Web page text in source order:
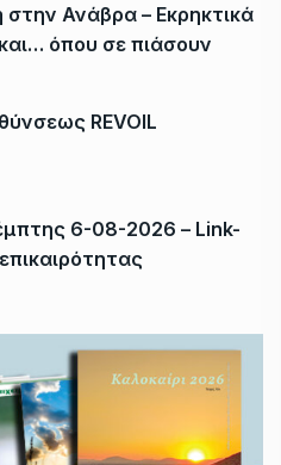
Ανάβρα – Εκρηκτικά
όπου σε πιάσουν
REVOIL
6-08-2026 – Link-